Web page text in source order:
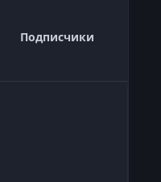
Подписчики